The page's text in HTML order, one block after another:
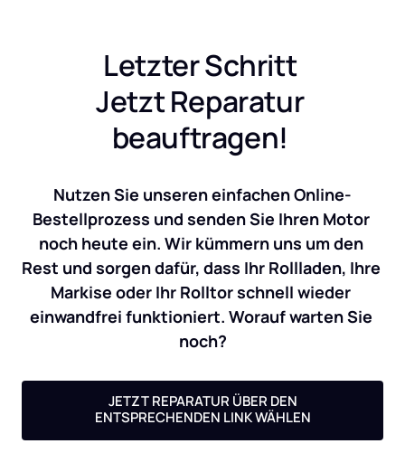
Letzter Schritt
Jetzt Reparatur
beauftragen!
Nutzen Sie unseren einfachen Online-
Bestellprozess und senden Sie Ihren Motor
noch heute ein. Wir kümmern uns um den
Rest und sorgen dafür, dass Ihr Rollladen, Ihre
Markise oder Ihr Rolltor schnell wieder
einwandfrei funktioniert. Worauf warten Sie
noch?
JETZT REPARATUR ÜBER DEN
ENTSPRECHENDEN LINK WÄHLEN